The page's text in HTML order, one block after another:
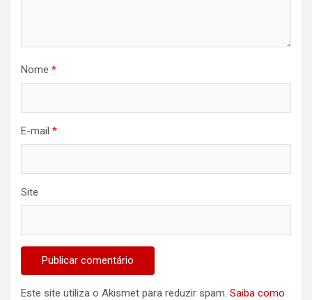
Nome *
E-mail *
Site
Este site utiliza o Akismet para reduzir spam. Saiba como